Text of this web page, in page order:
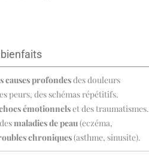
causes profondesdes douleurs
peurs, des schémas répétitifs.
émotionnelset des traumatismes.
maladies de peau(eczéma,
chroniques(asthme, sinusite).